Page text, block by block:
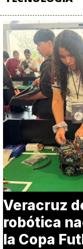
Veracruz
robótica
la Copa